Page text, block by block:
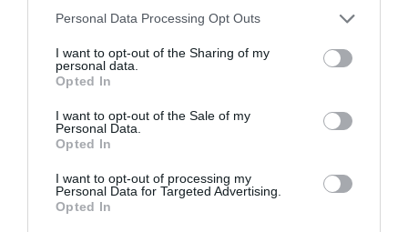
Personal Data Processing Opt Outs
I want to opt-out of the Sharing of my
personal data.
Opted In
I want to opt-out of the Sale of my
Personal Data.
Opted In
I want to opt-out of processing my
Personal Data for Targeted Advertising.
Opted In
Appel aux lecteurs !
développement !